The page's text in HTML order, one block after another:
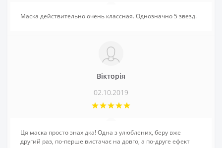
Маска действительно очень классная. Однозначно 5 звезд.
Вікторія
02.10.2019
Ця маска просто знахідка! Одна з улюблених, беру вже
другий раз, по-перше вистачає на довго, а по-друге ефект